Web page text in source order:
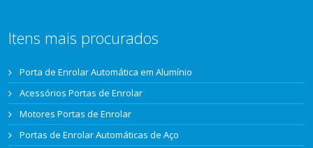
Itens mais procurados
Porta de Enrolar Automática em Alumínio
Acessórios Portas de Enrolar
Motores Portas de Enrolar
Portas de Enrolar Automáticas de Aço